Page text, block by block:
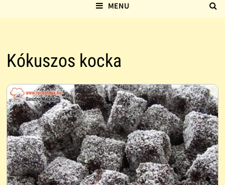
MENU
Kókuszos kocka